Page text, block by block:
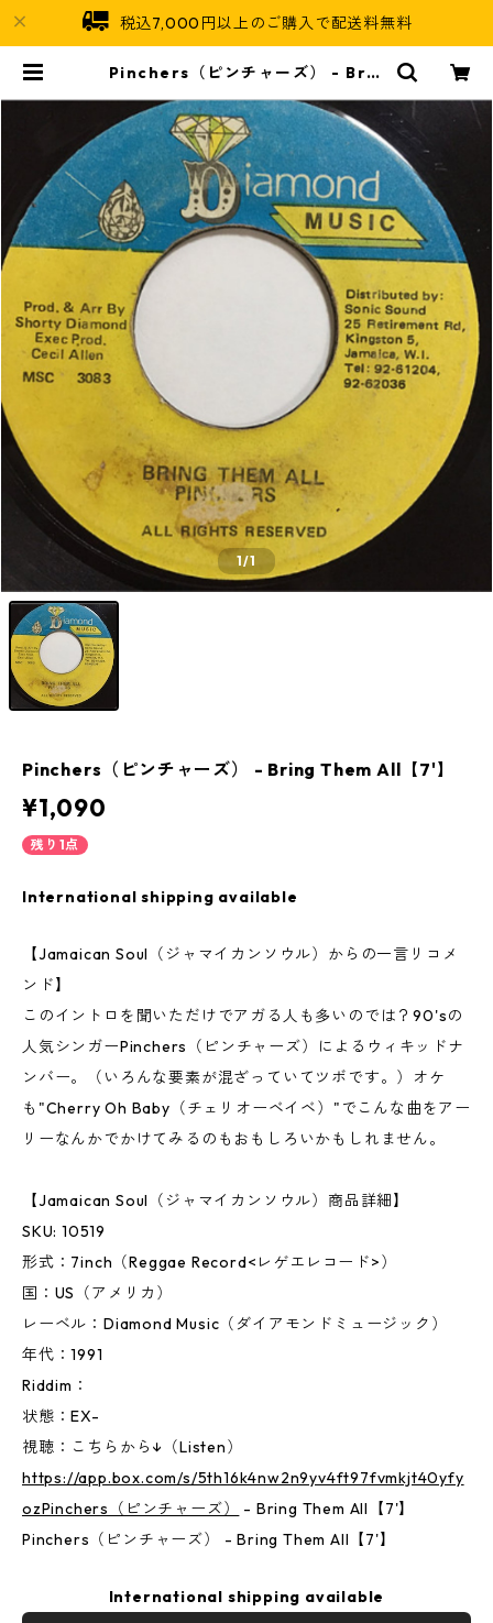
税込7,000円以上のご購入で配送料無料
Pinchers（ピンチャーズ） - Brin
ul
1/1
Pinchers（ピンチャーズ） - Bring Them All【7'】
¥1,090
残り1点
International shipping available
【Jamaican Soul（ジャマイカンソウル）からの一言リコメ
ンド】
このイントロを聞いただけでアガる人も多いのでは？90'sの
人気シンガーPinchers（ピンチャーズ）によるウィキッドナ
ンバー。（いろんな要素が混ざっていてツボです。）オケ
も"Cherry Oh Baby（チェリオーベイベ）"でこんな曲をアー
リーなんかでかけてみるのもおもしろいかもしれません。
【Jamaican Soul（ジャマイカンソウル）商品詳細】
SKU: 10519
形式：7inch（Reggae Record<レゲエレコード>）
国：US（アメリカ）
レーベル：Diamond Music（ダイアモンドミュージック）
年代：1991
Riddim：
状態：EX-
視聴：こちらから↓（Listen）
https://app.box.com/s/5th16k4nw2n9yv4ft97fvmkjt40yfy
ozPinchers（ピンチャーズ）
- Bring Them All【7'】
Pinchers（ピンチャーズ） - Bring Them All【7'】
International shipping available